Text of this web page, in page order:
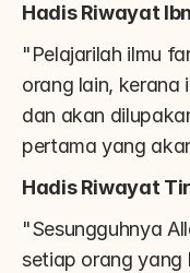
Hadis Riwayat
"Pelajarilah ilmu
orang lain, kerana
dan akan
pertama yang
Hadis Riwayat
"Sesungguhnya
setiap orang yang